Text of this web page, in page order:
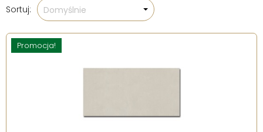
Sortuj: Domyślnie
Promocja!